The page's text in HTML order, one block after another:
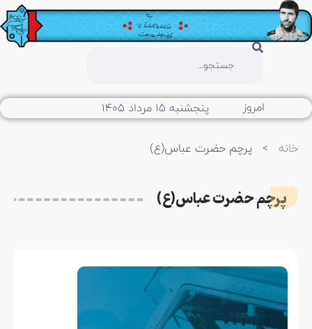
امروز پنجشنبه ۱۵ مرداد ۱۴۰۵
خانه > پرچم حضرت عباس(ع)
پرچم حضرت عباس(ع)